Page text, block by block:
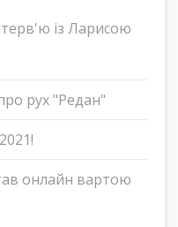
із Ларисою
рух "Редан"
онлайн вартою